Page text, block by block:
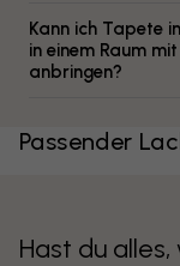
Kann ich Tapete
in einem Raum
anbringen?
Passender
Hast du